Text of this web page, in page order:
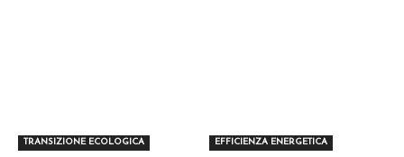
TRANSIZIONE ECOLOGICA EFFICIENZA ENERGETICA